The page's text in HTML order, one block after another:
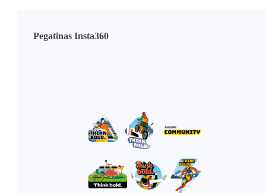
Pegatinas Insta360